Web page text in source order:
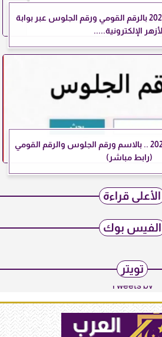
نتيجة الثانوية الأزهرية 2026 بالرقم القومي ورقم الجلوس عبر بوابة
الأزهر الإلكترونية.....
نتيجة الثانوية الأزهرية 2026 .. بالاسم ورقم الجلوس والرقم القومي
(رابط مباشر)
الأعلى قراءة
الفيس بوك
تويتر
Tweets by